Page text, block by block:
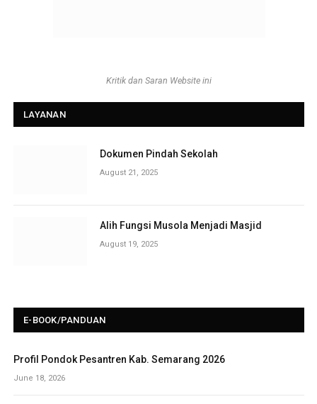
Kritik dan Saran Website ini
LAYANAN
Dokumen Pindah Sekolah
August 21, 2025
Alih Fungsi Musola Menjadi Masjid
August 19, 2025
E-BOOK/PANDUAN
Profil Pondok Pesantren Kab. Semarang 2026
June 18, 2026